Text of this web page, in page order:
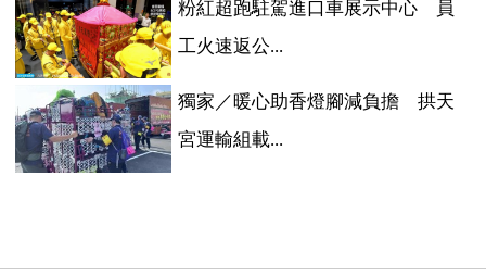
粉紅超跑駐駕進口車展示中心 員
工火速返公...
獨家／暖心助香燈腳減負擔 拱天
宮運輸組載...